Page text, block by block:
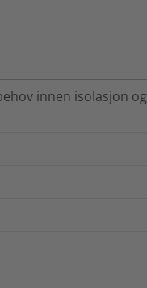
innen isolasjon og